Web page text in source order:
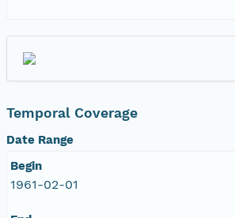
Temporal Coverage
Date Range
Begin
1961-02-01